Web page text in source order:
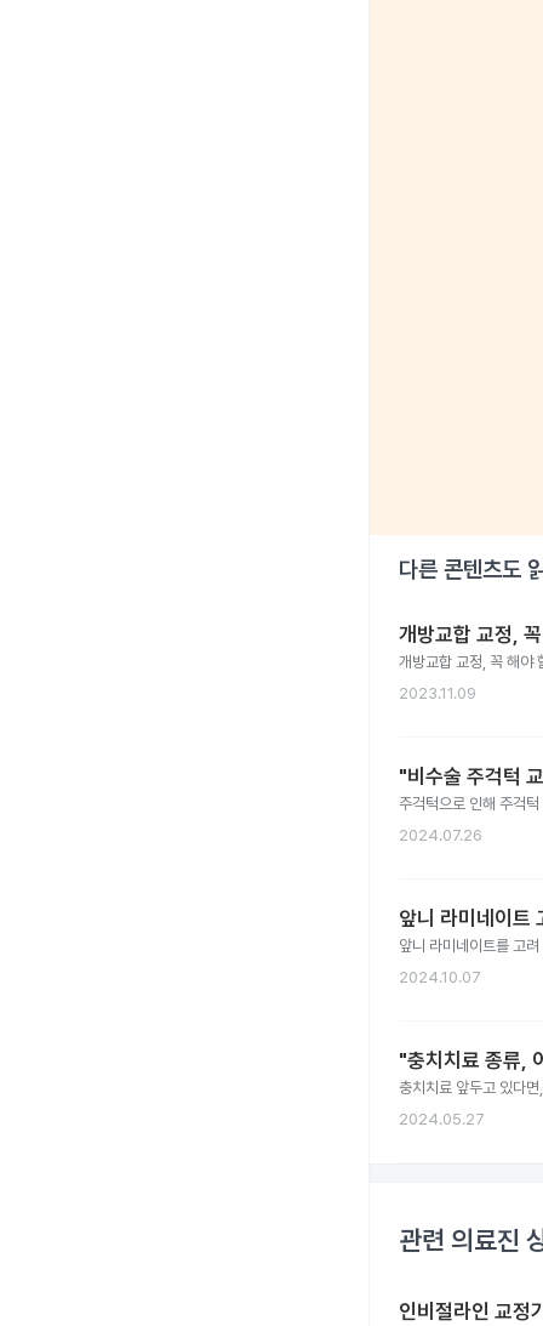
다른 콘텐츠도
개방교합 교정,
개방교합 교정, 꼭 해야
2023.11.09
"비수술 주걱턱
주걱턱으로 인해 주걱
2024.07.26
앞니 라미네이트
앞니 라미네이트를 고
2024.10.07
"충치치료 종류,
충치치료 앞두고 있다
2024.05.27
관련 의료진
인비절라인 교정